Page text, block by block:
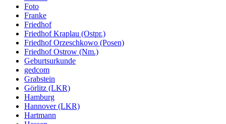
Foto
Franke
Friedhof
Friedhof Kraplau (Ostpr.)
Friedhof Orzeschkowo (Posen)
Friedhof Ostrow (Nm.)
Geburtsurkunde
gedcom
Grabstein
Görlitz (LKR)
Hamburg
Hannover (LKR)
Hartmann